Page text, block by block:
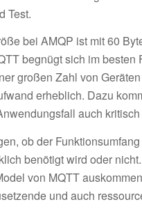
Test.
bei AMQP ist mit 60
begnügt sich im besten
großen Zahl von
erheblich. Dazu
auch
ob der
benötigt wird oder
von MQTT
und auch